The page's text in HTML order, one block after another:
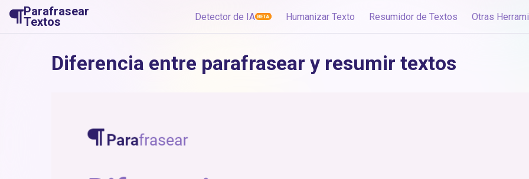
Parafrasear
Textos Detector de IA Humanizar Texto Resumidor de Textos Otras
Diferencia entre parafrasear y resumir textos